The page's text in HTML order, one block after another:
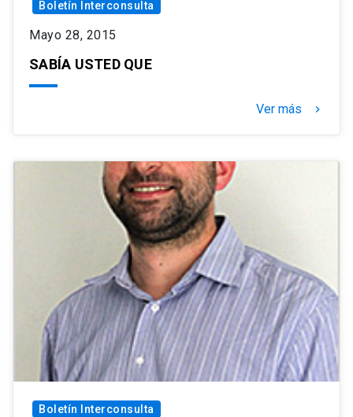
Boletín Interconsulta
Mayo 28, 2015
SABÍA USTED QUE
Ver más keyboard_arrow_right
Boletín Interconsulta